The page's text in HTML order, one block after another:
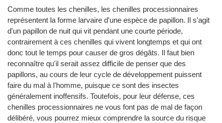
Comme toutes les chenilles, les chenilles processionnaires
représentent la forme larvaire d'une espèce de papillon. Il s'agit
d'un papillon de nuit qui vit pendant une courte période,
contrairement à ces chenilles qui vivent longtemps et qui ont
donc tout le temps pour causer de gros dégâts. Il faut bien
reconnaître qu'il serait assez difficile de penser que des
papillons, au cours de leur cycle de développement puissent
faire du mal à l'homme, puisque ce sont des insectes
généralement inoffensifs. Toutefois, pour leur défense, ces
chenilles processionnaires ne vous font pas de mal de façon
délibéré, vous pourrez mieux comprendre la source du risque